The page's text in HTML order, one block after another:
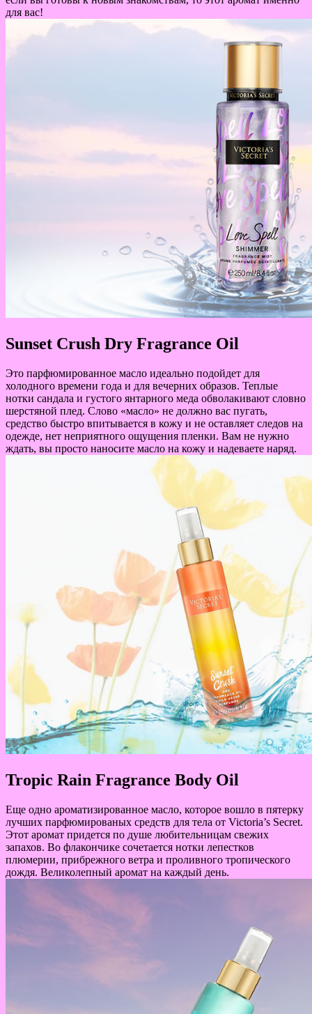
для вас!
Sunset Crush Dry Fragrance Oil
Это парфюмированное масло идеально подойдет для
холодного времени года и для вечерних образов. Теплые
нотки сандала и густого янтарного меда обволакивают словно
шерстяной плед. Слово «масло» не должно вас пугать,
средство быстро впитывается в кожу и не оставляет следов на
одежде, нет неприятного ощущения пленки. Вам не нужно
ждать, вы просто наносите масло на кожу и надеваете наряд.
Tropic Rain Fragrance Body Oil
Еще одно ароматизированное масло, которое вошло в пятерку
лучших парфюмированых средств для тела от Victoria’s Secret.
Этот аромат придется по душе любительницам свежих
запахов. Во флакончике сочетается нотки лепестков
плюмерии, прибрежного ветра и проливного тропического
дождя. Великолепный аромат на каждый день.